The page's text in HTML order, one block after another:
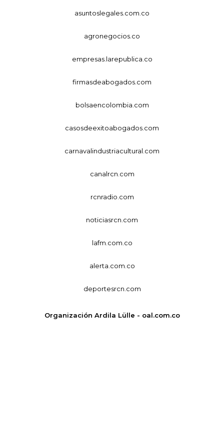
asuntoslegales.com.co
agronegocios.co
empresas.larepublica.co
firmasdeabogados.com
bolsaencolombia.com
casosdeexitoabogados.com
carnavalindustriacultural.com
canalrcn.com
rcnradio.com
noticiasrcn.com
lafm.com.co
alerta.com.co
deportesrcn.com
Organización Ardila Lülle - oal.com.co